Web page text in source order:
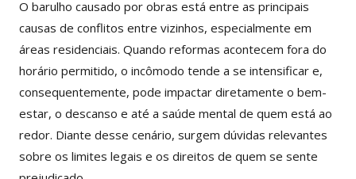
O barulho causado por obras está entre as principais
causas de conflitos entre vizinhos, especialmente em
áreas residenciais. Quando reformas acontecem fora do
horário permitido, o incômodo tende a se intensificar e,
consequentemente, pode impactar diretamente o bem-
estar, o descanso e até a saúde mental de quem está ao
redor. Diante desse cenário, surgem dúvidas relevantes
sobre os limites legais e os direitos de quem se sente